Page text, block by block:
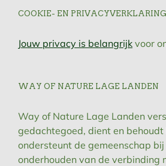
COOKIE- EN PRIVACYVERKLARING
Jouw privacy is belangrijk voor
WAY OF NATURE LAGE LANDEN
Way of Nature Lage Landen
gedachtegoed, dient en
ondersteunt de gemeenschap
onderhouden van de verbinding